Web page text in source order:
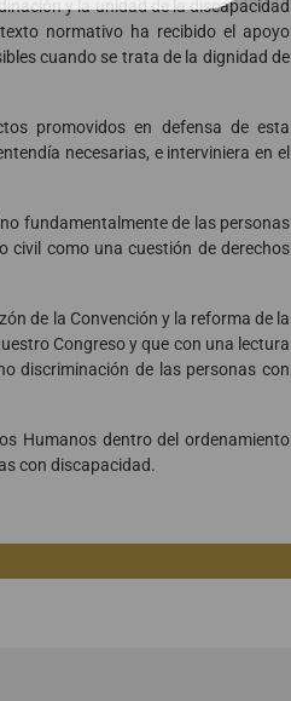
y la unidad de la discapacidad
normativo ha recibido el apoyo
cuando se trata de la dignidad de
promovidos en defensa de esta
necesarias, e interviniera en el
fundamentalmente de las personas
civil como una cuestión de derechos
de la Convención y la reforma de la
Congreso y que con una lectura
discriminación de las personas con
Humanos dentro del ordenamiento
con discapacidad.